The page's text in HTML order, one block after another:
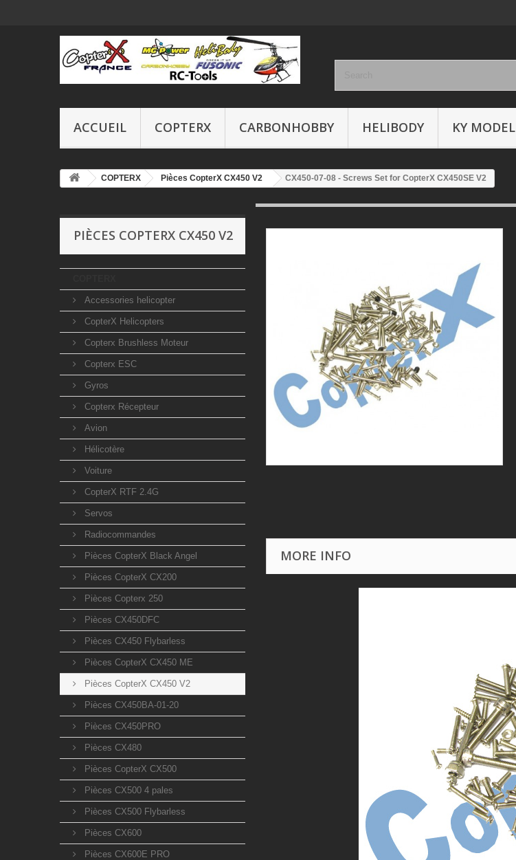
ACCUEIL COPTERX CARBONHOBBY HELIBODY KY MODEL
COPTERX Pièces CopterX CX450 V2 CX450-07-08 - Screws Set for CopterX CX450SE V2
PIÈCES COPTERX CX450 V2
Accessories helicopter
CopterX Helicopters
Copterx Brushless Moteur
Copterx ESC
Gyros
Copterx Récepteur
Avion
Hélicotère
Voiture
CopterX RTF 2.4G
Servos
Radiocommandes
Pièces CopterX Black Angel
Pièces CopterX CX200
Pièces Copterx 250
Pièces CX450DFC
Pièces CX450 Flybarless
Pièces CopterX CX450 ME
Pièces CopterX CX450 V2
Pièces CX450BA-01-20
Pièces CX450PRO
Pièces CX480
Pièces CopterX CX500
Pièces CX500 4 pales
Pièces CX500 Flybarless
Pièces CX600
Pièces CX600E PRO
MORE INFO